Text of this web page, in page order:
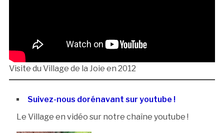
Visite du Village de la Joie en 2012
Suivez-nous dorénavant sur youtube !
Le Village en vidéo sur notre chaîne youtube !